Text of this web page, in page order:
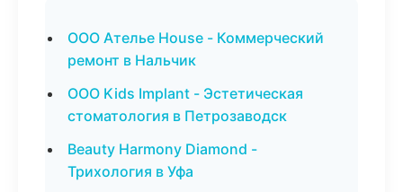
ООО Ателье House - Коммерческий
ремонт в Нальчик
ООО Kids Implant - Эстетическая
стоматология в Петрозаводск
Beauty Harmony Diamond -
Трихология в Уфа